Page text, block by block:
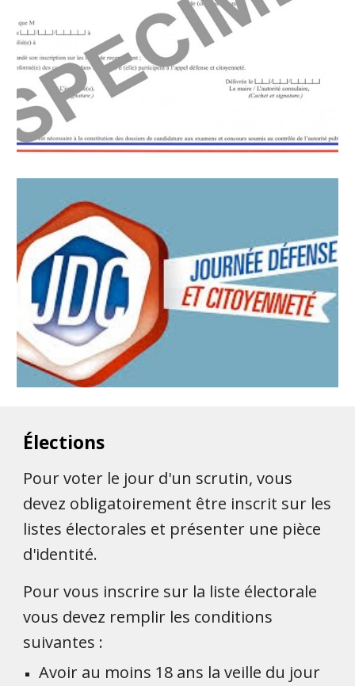
Élections
Pour voter le jour d'un scrutin, vous
devez obligatoirement être inscrit sur les
listes électorales et présenter une pièce
d'identité.
Pour vous inscrire sur la liste électorale
vous devez remplir les conditions
suivantes :
Avoir au moins 18 ans la veille du jour